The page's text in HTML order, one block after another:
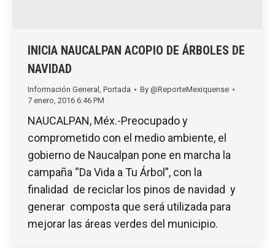
INICIA NAUCALPAN ACOPIO DE ÁRBOLES DE
NAVIDAD
Información General , Portada By @ReporteMexiquense
7 enero, 2016 6:46 PM
NAUCALPAN, Méx.-Preocupado y
comprometido con el medio ambiente, el
gobierno de Naucalpan pone en marcha la
campaña “Da Vida a Tu Árbol”, con la
finalidad de reciclar los pinos de navidad y
generar composta que será utilizada para
mejorar las áreas verdes del municipio.